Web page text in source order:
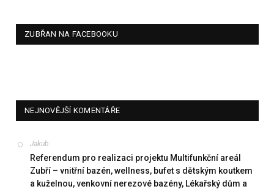
ZUBŘAN NA FACEBOOKU
NEJNOVĚJŠÍ KOMENTÁŘE
Jakub:
Referendum pro realizaci projektu Multifunkční areál
Zubří – vnitřní bazén, wellness, bufet s dětským koutkem
a kuželnou, venkovní nerezové bazény, Lékařský dům a